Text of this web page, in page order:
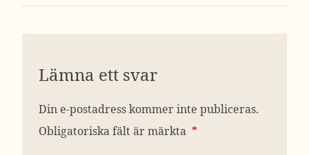
Lämna ett svar
Din e-postadress kommer inte publiceras.
Obligatoriska fält är märkta *